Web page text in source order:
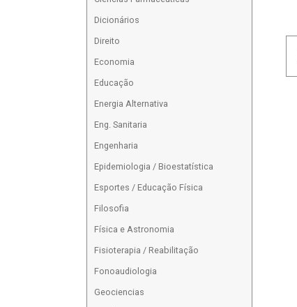
Dicionários
Direito
Economia
Educação
Energia Alternativa
Eng. Sanitaria
Engenharia
Epidemiologia / Bioestatística
Esportes / Educação Física
Filosofia
Física e Astronomia
Fisioterapia / Reabilitação
Fonoaudiologia
Geociencias